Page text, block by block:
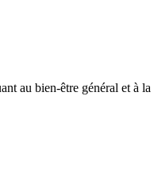
au bien-être général et à la